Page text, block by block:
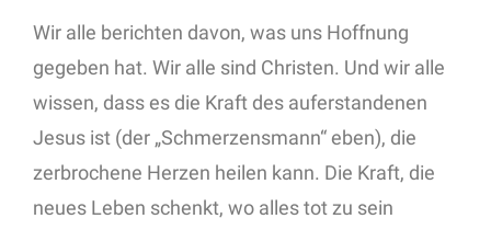
Wir alle berichten davon, was uns Hoffnung
gegeben hat. Wir alle sind Christen. Und wir alle
wissen, dass es die Kraft des auferstandenen
Jesus ist (der „Schmerzensmann“ eben), die
zerbrochene Herzen heilen kann. Die Kraft, die
neues Leben schenkt, wo alles tot zu sein